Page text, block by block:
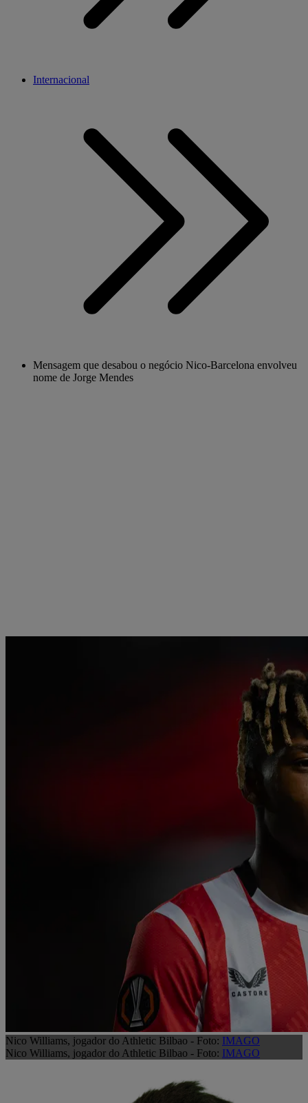
Internacional
Mensagem que desabou o negócio Nico-Barcelona envolveu
nome de Jorge Mendes
Nico Williams, jogador do Athletic Bilbao - Foto: IMAGO
Nico Williams, jogador do Athletic Bilbao - Foto: IMAGO